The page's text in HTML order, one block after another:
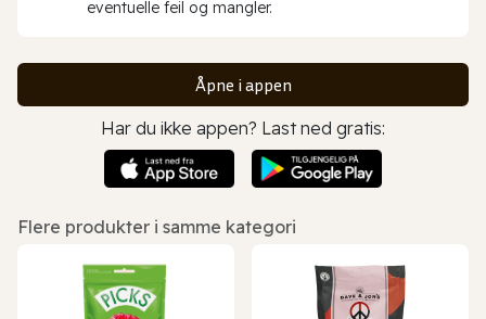
eventuelle feil og mangler.
Åpne i appen
Har du ikke appen? Last ned gratis:
Flere produkter i samme kategori